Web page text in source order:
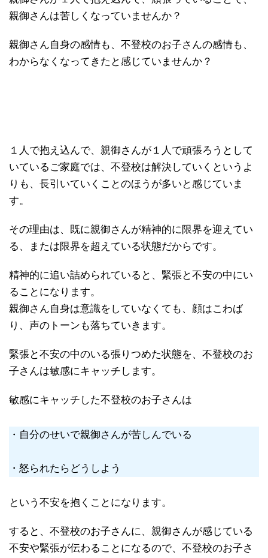
親御さんは苦しくなっていませんか？
親御さん自身の感情も、不登校のお子さんの感情も、
わからなくなってきたと感じていませんか？
１人で抱え込んで、親御さんが１人で頑張ろうとして
いているご家庭では、不登校は解決していくというよ
りも、長引いていくことのほうが多いと感じていま
す。
その理由は、既に親御さんが精神的に限界を迎えてい
る、または限界を超えている状態だからです。
精神的に追い詰められていると、緊張と不安の中にい
ることになります。
親御さん自身は意識をしていなくても、顔はこわば
り、声のトーンも落ちていきます。
緊張と不安の中のいる張りつめた状態を、不登校のお
子さんは敏感にキャッチします。
敏感にキャッチした不登校のお子さんは
・自分のせいで親御さんが苦しんでいる
・怒られたらどうしよう
という不安を抱くことになります。
すると、不登校のお子さんに、親御さんが感じている
不安や緊張が伝わることになるので、不登校のお子さ